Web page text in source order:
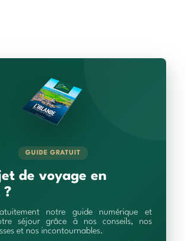
GUIDE GRATUIT
de voyage en
?
notre guide numérique et
séjour grâce à nos conseils, nos
et nos incontournables.